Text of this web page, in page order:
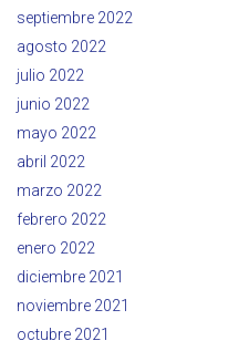
septiembre 2022
agosto 2022
julio 2022
junio 2022
mayo 2022
abril 2022
marzo 2022
febrero 2022
enero 2022
diciembre 2021
noviembre 2021
octubre 2021